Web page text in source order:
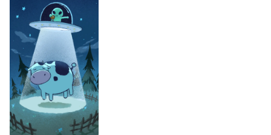
————————以下省略1万字——————
于是，我们的新主题 “飞碟夺牛” 就这样正式上线啦！撒花！
这次我们也为大家准备了10首好听